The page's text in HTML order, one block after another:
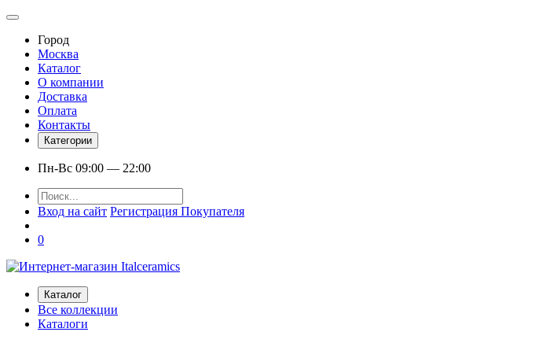
Город
Москва
Каталог
О компании
Доставка
Оплата
Контакты
Категории
Пн-Вс 09:00 — 22:00
Вход на сайт Регистрация Покупателя
0
Каталог
Все коллекции
Каталоги